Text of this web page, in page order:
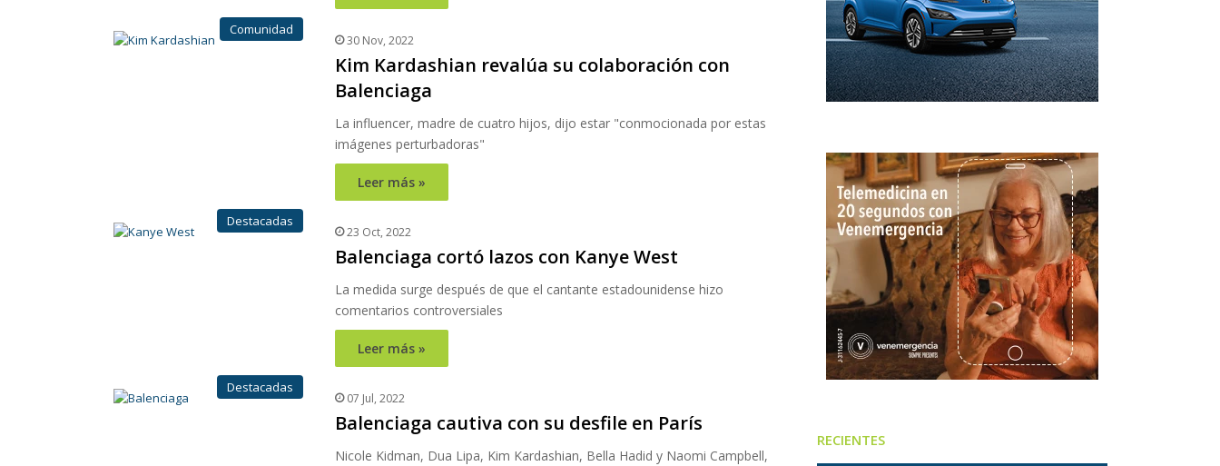
Comunidad
30 Nov, 2022
Kim Kardashian revalúa su colaboración con
Balenciaga
La influencer, madre de cuatro hijos, dijo estar "conmocionada por estas
imágenes perturbadoras"
Leer más »
Destacadas
23 Oct, 2022
Balenciaga cortó lazos con Kanye West
La medida surge después de que el cantante estadounidense hizo
comentarios controversiales
Leer más »
Destacadas
07 Jul, 2022
Balenciaga cautiva con su desfile en París
Nicole Kidman, Dua Lipa, Kim Kardashian, Bella Hadid y Naomi Campbell,
RECIENTES